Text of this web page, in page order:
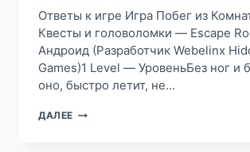
КОМНАТЫ
—
ESCAPEROOM
Ответы к игре Игра Побег из
Квесты и головоломки — Escape
Андроид (Разработчик Webelinx
Games)1 Level — УровеньБез ног и
оно, быстро летит, не…
ДАЛЕЕ ОТВЕТ